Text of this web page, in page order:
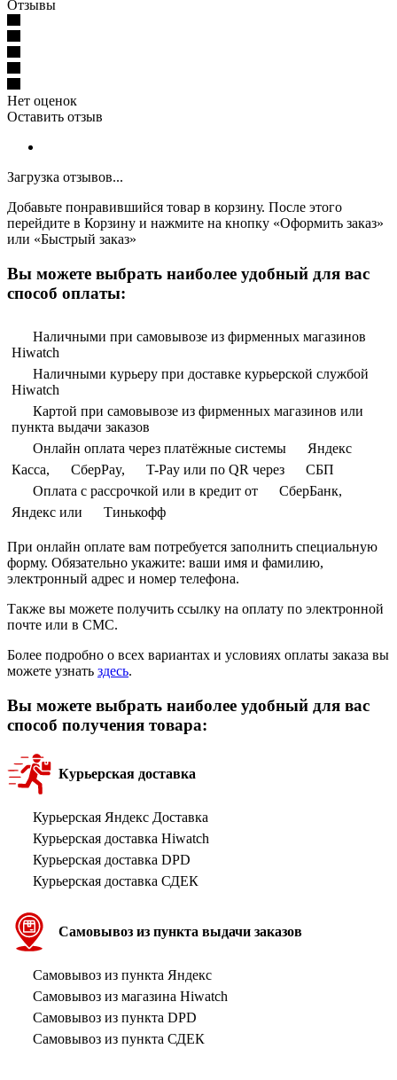
Отзывы
Нет оценок
Оставить отзыв
Загрузка отзывов...
Добавьте понравившийся товар в корзину. После этого
перейдите в Корзину и нажмите на кнопку «Оформить заказ»
или «Быстрый заказ»
Вы можете выбрать наиболее удобный для вас
способ оплаты:
Наличными при самовывозе из фирменных магазинов
Hiwatch
Наличными курьеру при доставке курьерской службой
Hiwatch
Картой при самовывозе из фирменных магазинов или
пункта выдачи заказов
Онлайн оплата через платёжные системы
Яндекс
Касса,
СберPay, T-Pay или по QR через
СБП
Оплата с рассрочкой или в кредит от
СберБанк,
Яндекс или
Тинькофф
При онлайн оплате вам потребуется заполнить специальную
форму. Обязательно укажите: ваши имя и фамилию,
электронный адрес и номер телефона.
Также вы можете получить ссылку на оплату по электронной
почте или в СМС.
Более подробно о всех вариантах и условиях оплаты заказа вы
можете узнать здесь.
Вы можете выбрать наиболее удобный для вас
способ получения товара:
Курьерская доставка
Курьерская Яндекс Доставка
Курьерская доставка Hiwatch
Курьерская доставка DPD
Курьерская доставка СДЕК
Самовывоз из пункта выдачи заказов
Самовывоз из пункта Яндекс
Самовывоз из магазина Hiwatch
Самовывоз из пункта DPD
Самовывоз из пункта СДЕК